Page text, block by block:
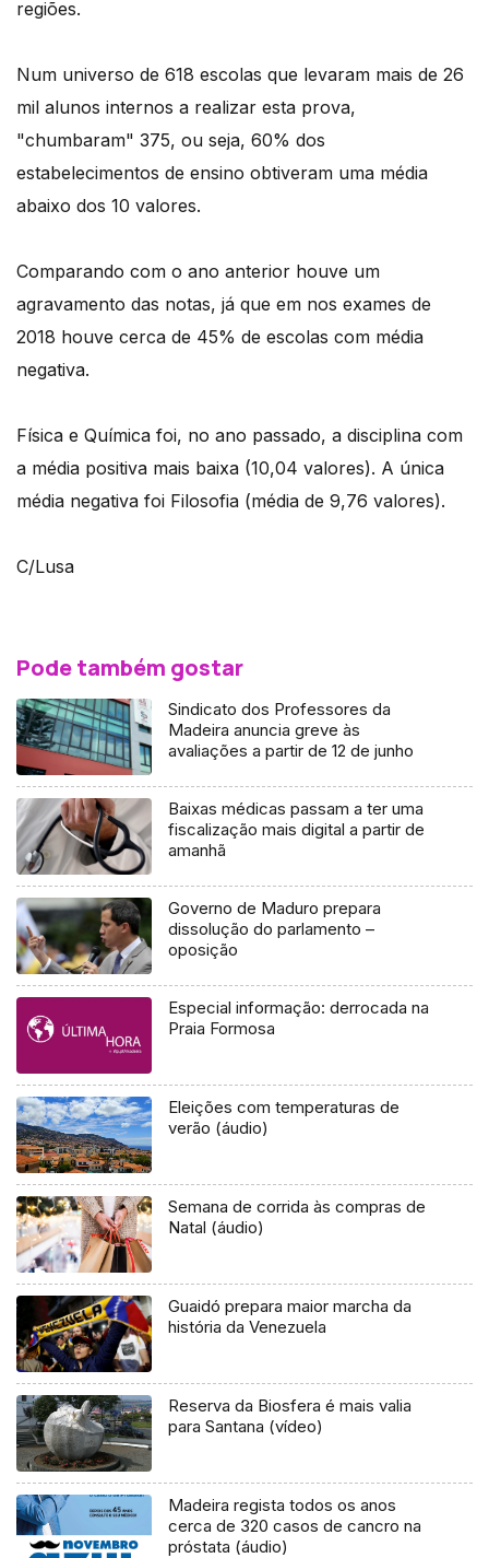
regiões.
Num universo de 618 escolas que levaram mais de 26
mil alunos internos a realizar esta prova,
"chumbaram" 375, ou seja, 60% dos
estabelecimentos de ensino obtiveram uma média
abaixo dos 10 valores.
Comparando com o ano anterior houve um
agravamento das notas, já que em nos exames de
2018 houve cerca de 45% de escolas com média
negativa.
Física e Química foi, no ano passado, a disciplina com
a média positiva mais baixa (10,04 valores). A única
média negativa foi Filosofia (média de 9,76 valores).
C/Lusa
Pode também gostar
Sindicato dos Professores da
Madeira anuncia greve às
avaliações a partir de 12 de junho
Baixas médicas passam a ter uma
fiscalização mais digital a partir de
amanhã
Governo de Maduro prepara
dissolução do parlamento –
oposição
Especial informação: derrocada na
Praia Formosa
Eleições com temperaturas de
verão (áudio)
Semana de corrida às compras de
Natal (áudio)
Guaidó prepara maior marcha da
história da Venezuela
Reserva da Biosfera é mais valia
para Santana (vídeo)
Madeira regista todos os anos
cerca de 320 casos de cancro na
próstata (áudio)